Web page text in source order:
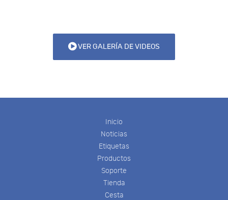
VER GALERÍA DE VIDEOS
Inicio
Noticias
Etiquetas
Productos
Soporte
Tienda
Cesta